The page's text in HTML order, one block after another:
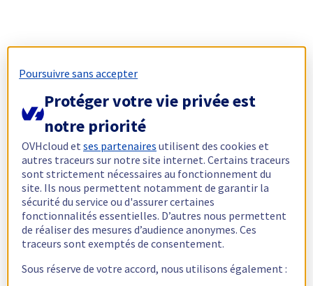
Poursuivre sans accepter
Protéger votre vie privée est
notre priorité
OVHcloud etses partenaires utilisent des cookies et
autres traceurs sur notre site internet. Certains traceurs
sont strictement nécessaires au fonctionnement du
site. Ils nous permettent notamment de garantir la
sécurité du service ou d'assurer certaines
fonctionnalités essentielles. D’autres nous permettent
de réaliser des mesures d’audience anonymes. Ces
traceurs sont exemptés de consentement.
Sous réserve de votre accord, nous utilisons également :